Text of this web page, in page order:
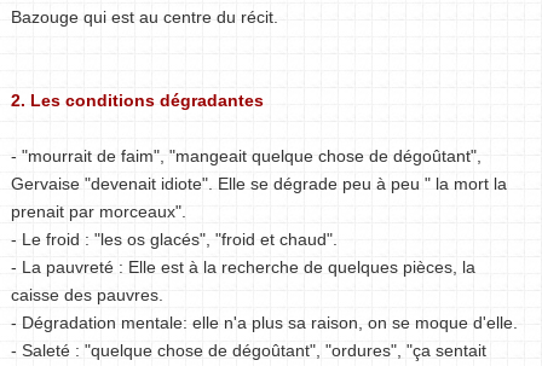
Bazouge qui est au centre du récit.
2. Les conditions dégradantes
- "mourrait de faim", "mangeait quelque chose de dégoûtant",
Gervaise "devenait idiote". Elle se dégrade peu à peu " la mort la
prenait par morceaux".
- Le froid : "les os glacés", "froid et chaud".
- La pauvreté : Elle est à la recherche de quelques pièces, la
caisse des pauvres.
- Dégradation mentale: elle n'a plus sa raison, on se moque d'elle.
- Saleté : "quelque chose de dégoûtant", "ordures", "ça sentait